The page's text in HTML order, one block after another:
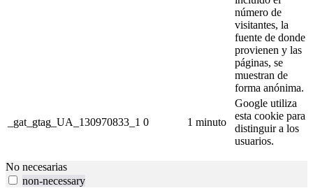
número de
visitantes, la
fuente de donde
provienen y las
páginas, se
muestran de
forma anónima.
_gat_gtag_UA_130970833_1 0 1 minuto
Google utiliza
esta cookie para
distinguir a los
usuarios.
No necesarias
non-necessary